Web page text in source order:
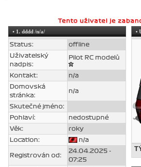
Tento uživatel je
• 1. dddd /n/a/
Status:
offline
Uživatelský
nadpis:
Pilot RC modelů
Kontakt:
n/a
Domovská
stránka:
n/a
Skutečné jméno:
Pohlaví:
nedostupné
Věk:
roky
Location:
n/a
Registrován od:
24.04.2025 -
07:25
•